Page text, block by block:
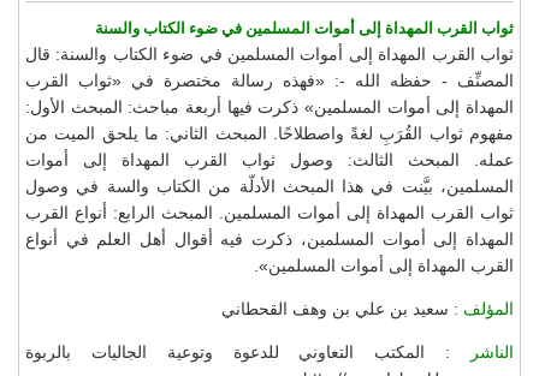
ثواب القرب المهداة إلى أموات المسلمين في ضوء الكتاب والسنة
ثواب القرب المهداة إلى أموات المسلمين في ضوء الكتاب والسنة: قال
المصنِّف - حفظه الله -: «فهذه رسالة مختصرة في «ثواب القرب
المهداة إلى أموات المسلمين» ذكرت فيها أربعة مباحث: المبحث الأول:
مفهوم ثواب القُرَبِ لغةً واصطلاحًا. المبحث الثاني: ما يلحق الميت من
عمله. المبحث الثالث: وصول ثواب القرب المهداة إلى أموات
المسلمين، بيَّنت في هذا المبحث الأدلّة من الكتاب والسة في وصول
ثواب القرب المهداة إلى أموات المسلمين. المبحث الرابع: أنواع القرب
المهداة إلى أموات المسلمين، ذكرت فيه أقوال أهل العلم في أنواع
القرب المهداة إلى أموات المسلمين».
المؤلف : سعيد بن علي بن وهف القحطاني
الناشر : المكتب التعاوني للدعوة وتوعية الجاليات بالربوة